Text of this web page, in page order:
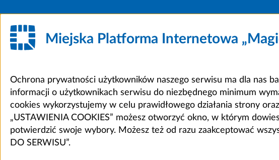
Miejska Platforma Internetowa
Ochrona prywatności użytkowników naszego serwisu ma dla nas
informacji o użytkownikach serwisu do niezbędnego minimum
cookies wykorzystujemy w celu prawidłowego działania strony
„USTAWIENIA COOKIES” możesz otworzyć okno, w którym
potwierdzić swoje wybory. Możesz też od razu zaakceptować
DO SERWISU”.